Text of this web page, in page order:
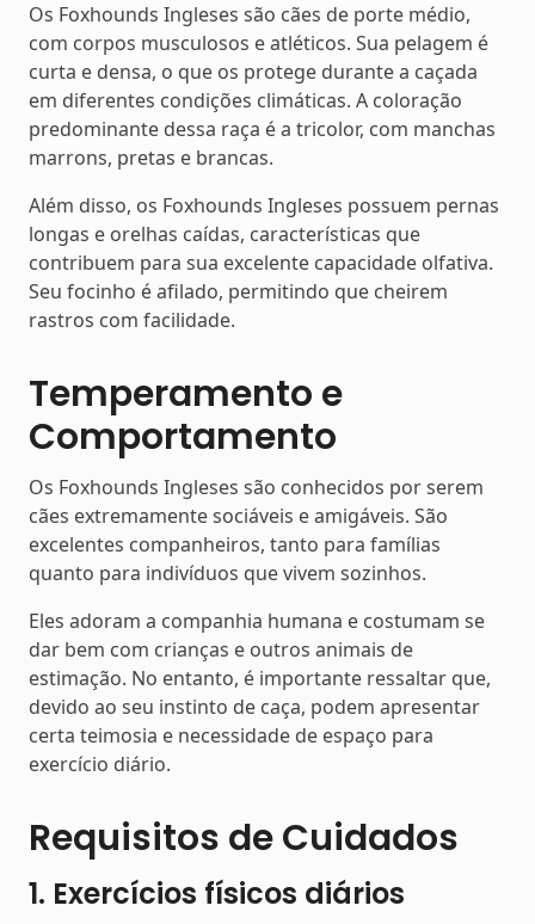
Os Foxhounds Ingleses são cães de porte médio,
com corpos musculosos e atléticos. Sua pelagem é
curta e densa, o que os protege durante a caçada
em diferentes condições climáticas. A coloração
predominante dessa raça é a tricolor, com manchas
marrons, pretas e brancas.
Além disso, os Foxhounds Ingleses possuem pernas
longas e orelhas caídas, características que
contribuem para sua excelente capacidade olfativa.
Seu focinho é afilado, permitindo que cheirem
rastros com facilidade.
Temperamento e
Comportamento
Os Foxhounds Ingleses são conhecidos por serem
cães extremamente sociáveis e amigáveis. São
excelentes companheiros, tanto para famílias
quanto para indivíduos que vivem sozinhos.
Eles adoram a companhia humana e costumam se
dar bem com crianças e outros animais de
estimação. No entanto, é importante ressaltar que,
devido ao seu instinto de caça, podem apresentar
certa teimosia e necessidade de espaço para
exercício diário.
Requisitos de Cuidados
1. Exercícios físicos diários